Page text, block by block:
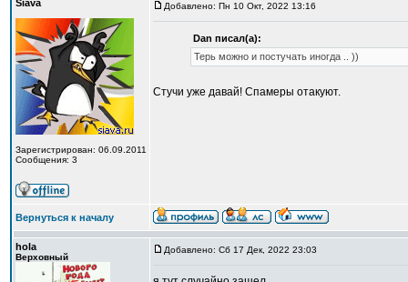
Siava
Зарегистрирован: 06.09.2011
Сообщения: 3
Добавлено: Пн 10 Окт, 2022 13:16
Dan писал(а):
Терь можно и постучать иногда .. ))
Стучи уже давай! Спамеры отакуют.
Вернуться к началу
hola
Верховный
Добавлено: Сб 17 Дек, 2022 23:03